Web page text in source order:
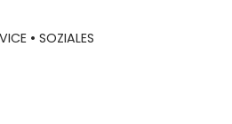
• SOZIALES